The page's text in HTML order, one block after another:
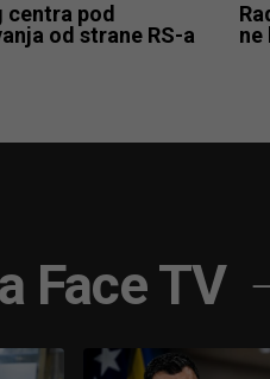
pod
od strane RS-a
ne
Face TV